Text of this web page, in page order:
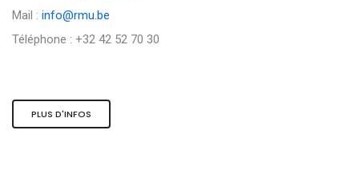
Mail : info@rmu.be
Téléphone : +32 42 52 70 30
PLUS D'INFOS